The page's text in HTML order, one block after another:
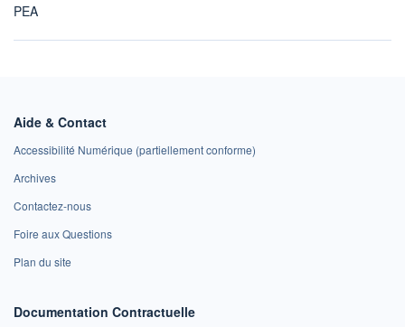
PEA
Aide & Contact
Accessibilité Numérique (partiellement conforme)
Archives
Contactez-nous
Foire aux Questions
Plan du site
Documentation Contractuelle